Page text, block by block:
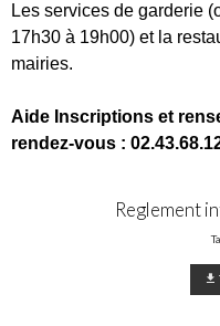
Les services de garderie
17h30 à 19h00) et la
mairies.
Aide Inscriptions et
rendez-vous :
Reglement